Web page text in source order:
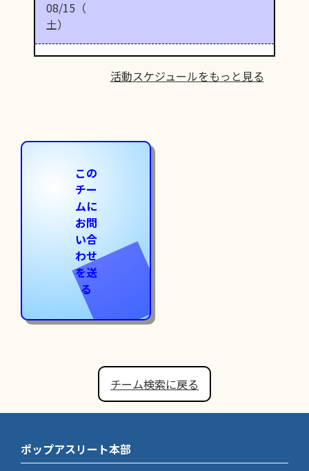
08/15（
土）
活動スケジュールをもっと見る
この
チー
ムに
お問
い合
わせ
を送
る
チーム検索に戻る
ポップアスリート本部